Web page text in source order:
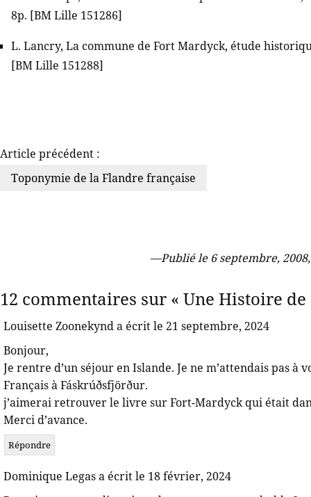
8p. [BM Lille 151286]
L. Lancry, La commune de Fort Mardyck, étude
[BM Lille 151288]
Article précédent :
Toponymie de la Flandre française
—Publié le 6 septembre,
12 commentaires sur « Une Histoire
Louisette Zoonekynd a écrit le 21 septembre, 2024
Bonjour,
Je rentre d’un séjour en Islande. Je ne m’attendais pas
Français à Fáskrúðsfjörður.
j’aimerai retrouver le livre sur Fort-Mardyck qui était
Merci d’avance.
Répondre
Dominique Legas a écrit le 18 février, 2024